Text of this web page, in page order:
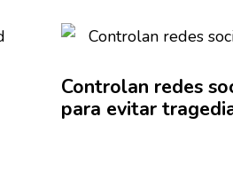
Controlan redes
para evitar